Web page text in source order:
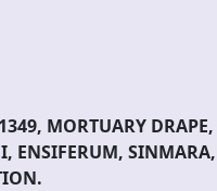
MORTUARY DRAPE,
ENSIFERUM, SINMARA,